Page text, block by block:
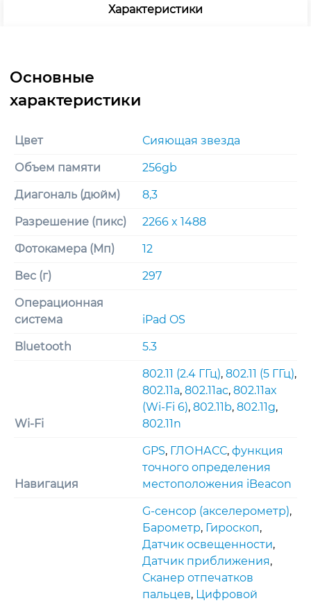
Характеристики
Цвет Сияющая звезда
Объем памяти 256gb
Диагональ (дюйм) 8,3
Разрешение (пикс) 2266 x 1488
Фотокамера (Мп) 12
Вес (г) 297
Операционная
система
iPad OS
Bluetooth 5.3
Wi-Fi
802.11 (2.4 ГГц), 802.11 (5 ГГц),
802.11a, 802.11ac, 802.11ax
(Wi-Fi 6), 802.11b, 802.11g,
802.11n
Навигация
GPS, ГЛОНАСС, функция
точного определения
местоположения iBeacon
G-сенсор (акселерометр),
Барометр, Гироскоп,
Датчик освещенности,
Датчик приближения,
Сканер отпечатков
пальцев, Цифровой